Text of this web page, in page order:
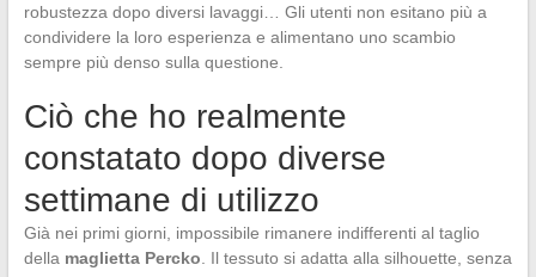
robustezza dopo diversi lavaggi… Gli utenti non esitano più a
condividere la loro esperienza e alimentano uno scambio
sempre più denso sulla questione.
Ciò che ho realmente
constatato dopo diverse
settimane di utilizzo
Già nei primi giorni, impossibile rimanere indifferenti al taglio
della maglietta Percko . Il tessuto si adatta alla silhouette, senza